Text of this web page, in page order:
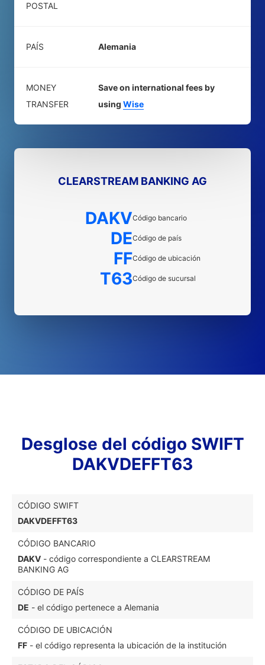
POSTAL
PAÍS Alemania
MONEY
TRANSFER
Save on international fees by
using Wise
CLEARSTREAM BANKING AG
DAKVCódigo bancario
DECódigo de país
FFCódigo de ubicación
T63Código de sucursal
Desglose del código SWIFT
DAKVDEFFT63
CÓDIGO SWIFT
DAKVDEFFT63
CÓDIGO BANCARIO
DAKV - código correspondiente a CLEARSTREAM
BANKING AG
CÓDIGO DE PAÍS
DE - el código pertenece a Alemania
CÓDIGO DE UBICACIÓN
FF - el código representa la ubicación de la institución